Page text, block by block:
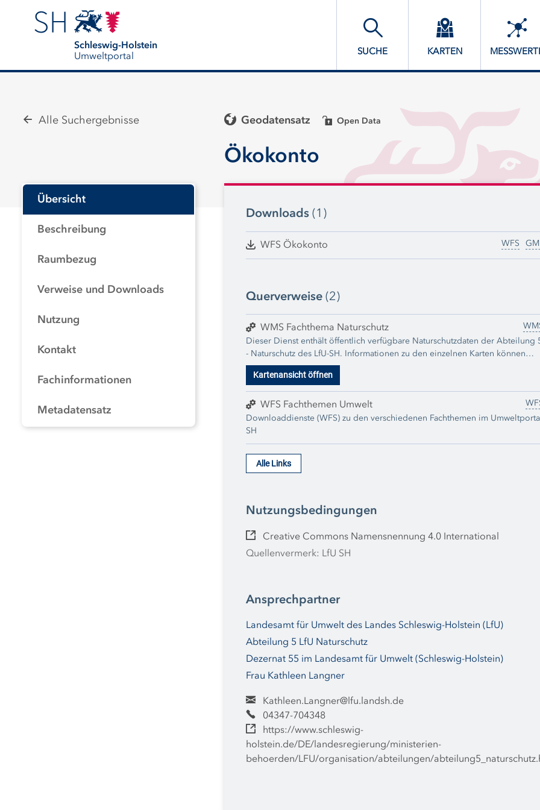
Schleswig-Holstein
Umweltportal
SUCHE KARTEN
Alle Suchergebnisse Geodatensatz Open Data
Ökokonto
Übersicht
Beschreibung
Raumbezug
Verweise und Downloads
Nutzung
Kontakt
Fachinformationen
Metadatensatz
Downloads (1)
WFS
WFS Ökokonto
Querverweise (2)
WMS Fachthema Naturschutz
Dieser Dienst enthält öffentlich verfügbare Naturschutzdaten der Abteilung
- Naturschutz des LfU-SH. Informationen zu den einzelnen Karten können
jeweils den zugehörigen Metadaten zu den einzelnen Datensätzen
entnommen werden. Der Dienst wird regelmäßig um neu publizierte Daten
erweitert.
Kartenansicht öffnen
WFS Fachthemen Umwelt
Downloaddienste (WFS) zu den verschiedenen Fachthemen im
SH
Alle Links
Nutzungsbedingungen
Creative Commons Namensnennung 4.0 International
Quellenvermerk: LfU SH
Ansprechpartner
Landesamt für Umwelt des Landes Schleswig-Holstein (LfU)
Abteilung 5 LfU Naturschutz
Dezernat 55 im Landesamt für Umwelt (Schleswig-Holstein)
Frau Kathleen Langner
Kathleen.Langner@lfu.landsh.de
04347-704348
https://www.schleswig-
holstein.de/DE/landesregierung/ministerien-
behoerden/LFU/organisation/abteilungen/